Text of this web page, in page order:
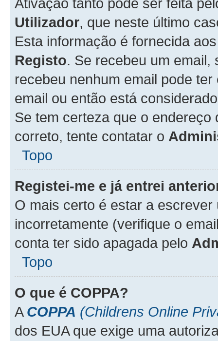
Utilizador, que neste último
Esta informação é fornecida
Registo. Se recebeu um
recebeu nenhum email pode
email ou então está
Se tem certeza que o
correto, tente contatar o
Topo
Registei-me e já entrei
O mais certo é estar a
incorretamente (verifique o
conta ter sido apagada pelo
Topo
O que é COPPA?
A COPPA (Childrens Online
dos EUA que exige uma